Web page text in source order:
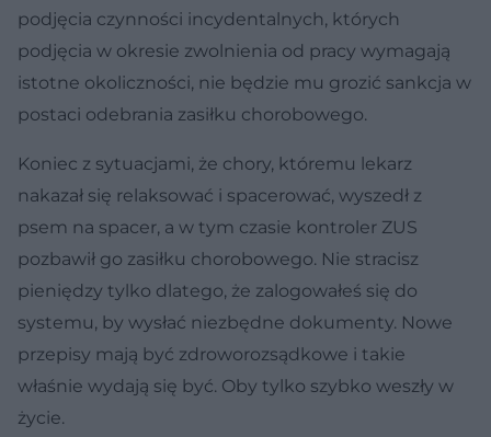
podjęcia czynności incydentalnych, których
podjęcia w okresie zwolnienia od pracy wymagają
istotne okoliczności, nie będzie mu grozić sankcja w
postaci odebrania zasiłku chorobowego.
Koniec z sytuacjami, że chory, któremu lekarz
nakazał się relaksować i spacerować, wyszedł z
psem na spacer, a w tym czasie kontroler ZUS
pozbawił go zasiłku chorobowego. Nie stracisz
pieniędzy tylko dlatego, że zalogowałeś się do
systemu, by wysłać niezbędne dokumenty. Nowe
przepisy mają być zdroworozsądkowe i takie
właśnie wydają się być. Oby tylko szybko weszły w
życie.